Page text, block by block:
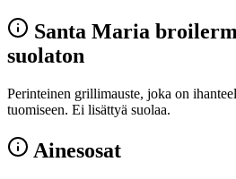
Santa Maria
suolaton
Perinteinen grillimauste, joka on
tuomiseen. Ei lisättyä suolaa.
Ainesosat